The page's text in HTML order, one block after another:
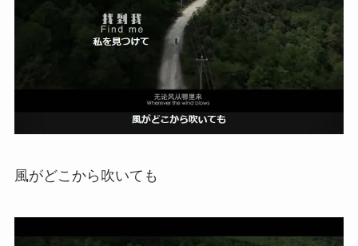
風がどこから吹いても